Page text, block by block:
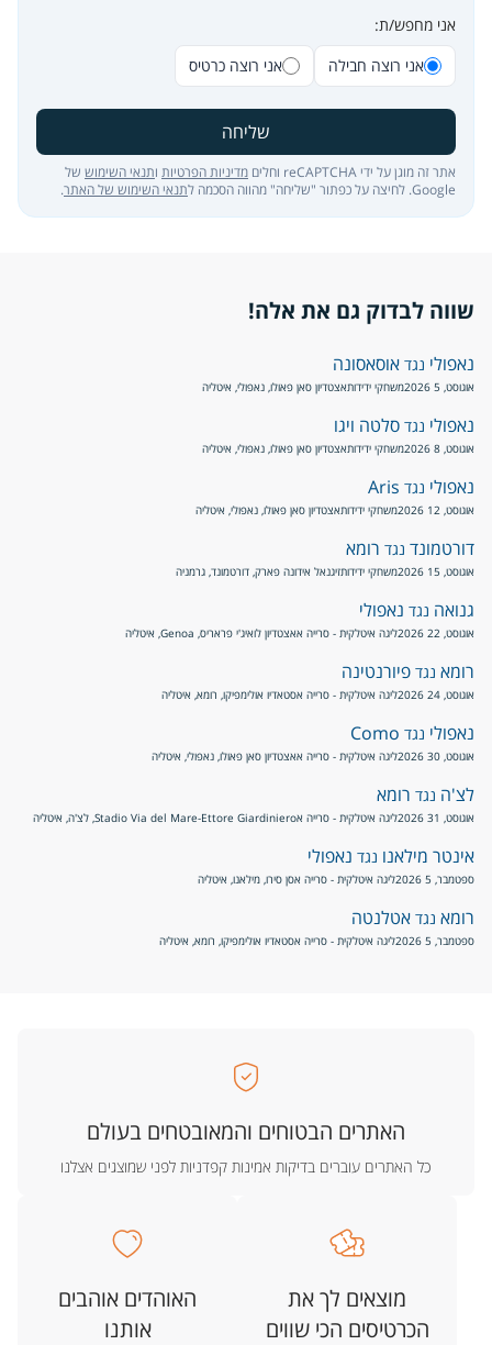
אני מחפש/ת:
אני רוצה חבילה
אני רוצה כרטיס
שליחה
אתר זה מוגן על ידי reCAPTCHA וחלים מדיניות הפרטיות ותנאי השימוש של
Google. לחיצה על כפתור "שליחה" מהווה הסכמה ל
תנאי השימוש של האתר.
שווה לבדוק גם את אלה!
נאפולי נגד אוסאסונה
אוגוסט, 5 2026 משחקי ידידותאצטדיון סאן פאולו, נאפולי, איטליה
נאפולי נגד סלטה ויגו
אוגוסט, 8 2026 משחקי ידידותאצטדיון סאן פאולו, נאפולי, איטליה
נאפולי נגד
אוגוסט, 12 2026 משחקי ידידותאצטדיון סאן פאולו, נאפולי, איטליה
דורטמונד נגד רומא
אוגוסט, 15 2026 משחקי ידידותזיגנאל אידונה פארק, דורטמונד, גרמניה
גנואה נגד נאפולי
אוגוסט, 22 2026 ליגה איטלקית - סרייה אאצטדיון לואיג'י פראריס, Genoa, איטליה
רומא נגד פיורנטינה
אוגוסט, 24 2026 ליגה איטלקית - סרייה אסטאדיו אולימפיקו, רומא, איטליה
נאפולי נגד
אוגוסט, 30 2026 ליגה איטלקית - סרייה אאצטדיון סאן פאולו, נאפולי, איטליה
לצ'ה נגד רומא
אוגוסט, 31 2026 ליגה איטלקית - סרייה אStadio Via del Mare-Ettore Giardiniero, לצ'ה, איטליה
אינטר מילאנו נגד נאפולי
ספטמבר, 5 2026 ליגה איטלקית - סרייה אסן סירו, מילאנו, איטליה
רומא נגד אטלנטה
ספטמבר, 5 2026 ליגה איטלקית - סרייה אסטאדיו אולימפיקו, רומא, איטליה
האתרים הבטוחים והמאובטחים בעולם
כל האתרים עוברים בדיקות אמינות קפדניות לפני שמוצגים אצלנו
מוצאים לך את
הכרטיסים הכי שווים
האוהדים אוהבים
אותנו